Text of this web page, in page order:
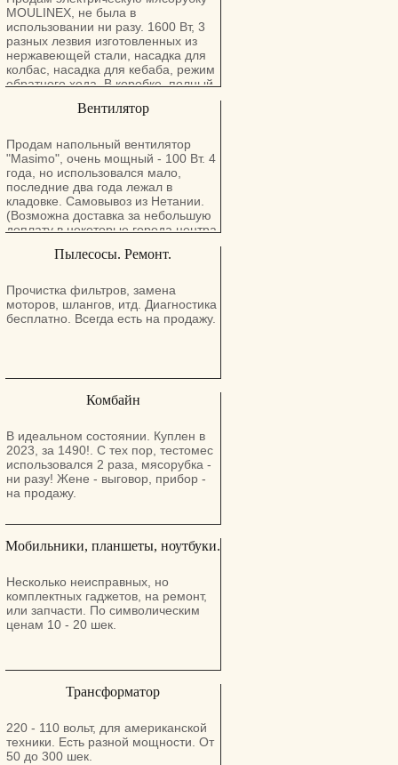
MOULINEX, не была в
использовании ни разу. 1600 Вт, 3
разных лезвия изготовленных из
нержавеющей стали, насадка для
колбас, насадка для кебаба, режим
обратного хода. В коробке, полный
(Возможна доставка за небольшую
и севера).
Вентилятор
Продам напольный вентилятор
"Masimo", очень мощный - 100 Вт. 4
года, но использовался мало,
последние два года лежал в
кладовке. Самовывоз из Нетании.
(Возможна доставка за небольшую
доплату в некоторые города центра
Пылесосы. Ремонт.
Прочистка фильтров, замена
моторов, шлангов, итд. Диагностика
бесплатно. Всегда есть на продажу.
Комбайн
В идеальном состоянии. Куплен в
2023, за 1490!. С тех пор, тестомес
использовался 2 раза, мясорубка -
ни разу! Жене - выговор, прибор -
на продажу.
Мобильники, планшеты, ноутбуки.
Несколько неисправных, но
комплектных гаджетов, на ремонт,
или запчасти. По символическим
ценам 10 - 20 шек.
Трансформатор
220 - 110 вольт, для американской
техники. Есть разной мощности. От
50 до 300 шек.